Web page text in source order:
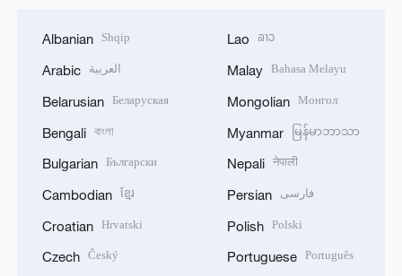
Albanian Shqip
Arabic العربية
Belarusian Беларуская
Bengali বাংলা
Bulgarian Български
Cambodian ខ្មែរ
Croatian Hrvatski
Czech Český
Lao ລາວ
Malay Bahasa Melayu
Mongolian Монгол
Myanmar မြန်မာဘာသာ
Nepali नेपाली
Persian فارسی
Polish Polski
Portuguese Português